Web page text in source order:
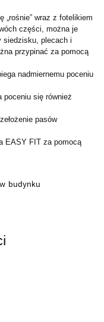
„rośnie” wraz z fotelikiem
części, można je
siedzisku, plecach i
przypinać za pomocą
nadmiernemu poceniu
poceniu się również
pasów
EASY FIT za pomocą